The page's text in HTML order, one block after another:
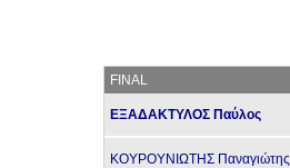
FINAL
ΕΞΑΔΑΚΤΥΛΟΣ Παύλος
ΚΟΥΡΟΥΝΙΩΤΗΣ Παναγιώτης